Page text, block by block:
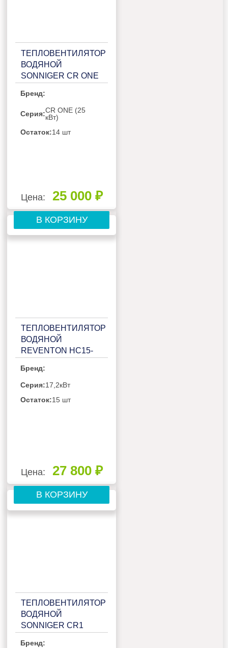
ТЕПЛОВЕНТИЛЯТОР
ВОДЯНОЙ
SONNIGER CR ONE
Бренд:
Серия:CR ONE (25
кВт)
Остаток:14 шт
Цена: 25 000 ₽
В КОРЗИНУ
ТЕПЛОВЕНТИЛЯТОР
ВОДЯНОЙ
REVENTON HC15-
Бренд:
Серия:17,2кВт
Остаток:15 шт
Цена: 27 800 ₽
В КОРЗИНУ
ТЕПЛОВЕНТИЛЯТОР
ВОДЯНОЙ
SONNIGER CR1
Бренд: